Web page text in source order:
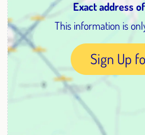
Exact address
This information is
Sign Up